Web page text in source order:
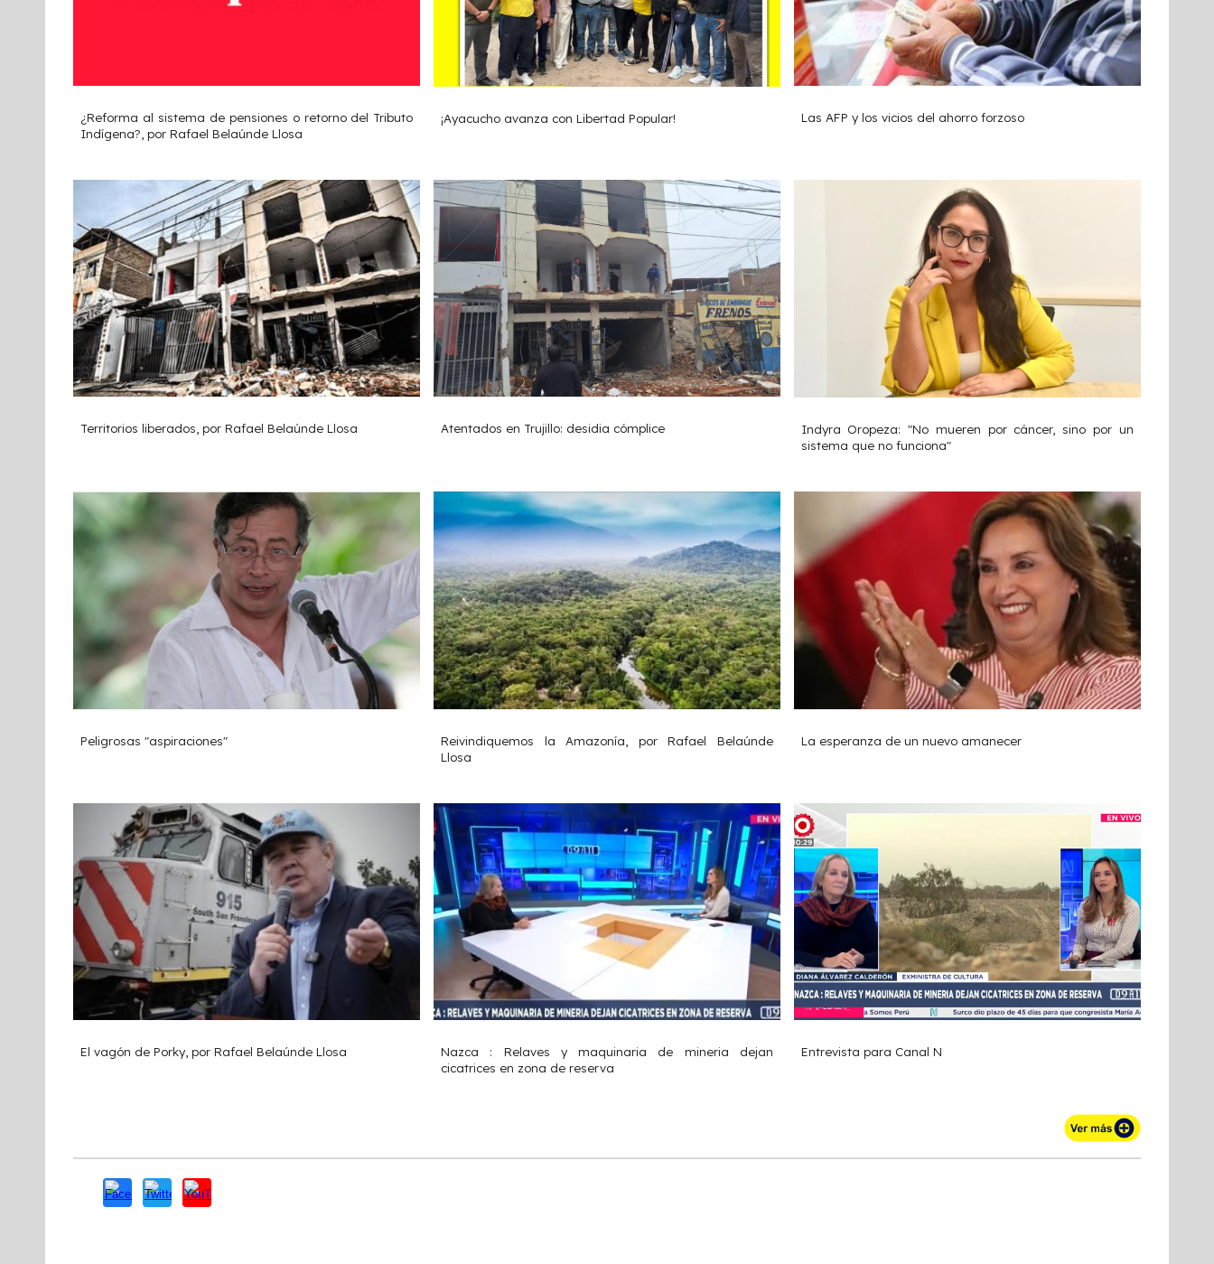
¿Reforma al sistema de pensiones o retorno del Tributo
Indígena?, por Rafael Belaúnde Llosa
¡Ayacucho avanza con Libertad Popular! Las AFP y los vicios del ahorro forzoso
Territorios liberados, por Rafael Belaúnde Llosa Atentados en Trujillo: desidia cómplice
Indyra Oropeza: "No mueren por cáncer, sino por un
sistema que no funciona"
Peligrosas "aspiraciones"
Reivindiquemos la Amazonía, por Rafael Belaúnde
Llosa
La esperanza de un nuevo amanecer
El vagón de Porky, por Rafael Belaúnde Llosa
Nazca : Relaves y maquinaria de mineria dejan
cicatrices en zona de reserva
Entrevista para Canal N